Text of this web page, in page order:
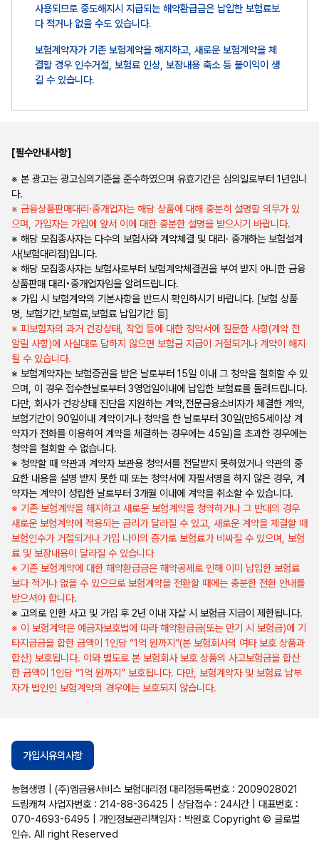
사용되므로 중도해지시 지급되는 해약환급금은 납입한 보험료보
다 적거나 없을 수도 있습니다.
보험계약자가 기존 보험계약을 해지하고, 새로운 보험계약을 체
결할 경우 인수거절, 보험료 인상, 보장내용 축소 등 불이익이 생
길 수 있습니다.
[필수안내사항]
※ 본 광고는 광고심의기준을 준수하였으며 유효기간은 심의일로부터 1년입니
다.
※ 금융상품판매대리·중개업자는 해당 상품에 대해 충분히 설명할 의무가 있
으며, 가입자는 가입에 앞서 이에 대한 충분한 설명을 받으시기 바랍니다.
※ 해당 모집종사자는 다수의 보험사와 계약체결 및 대리· 중개하는 보험설계
사(보험대리점)입니다.
※ 해당 모집종사자는 보험사로부터 보험계약체결권을 부여 받지 아니한 금융
상품판매 대리•중개업자임을 알려드립니다.
※ 가입 시 보험계약의 기본사항을 반드시 확인하시기 바랍니다. [보험 상품
명, 보험기간,보험료,보험료 납입기간 등]
※ 피보험자의 과거 건강상태, 작업 등에 대한 청약서에 질문한 사항(계약 전
알릴 사항)에 사실대로 답하지 않으면 보험금 지급이 거절되거나 계약이 해지
될 수 있습니다.
※ 보험계약자는 보험증권을 받은 날로부터 15일 이내 그 청약을 철회할 수 있
으며, 이 경우 접수한날로부터 3영업일이내에 납입한 보험료를 돌려드립니다.
다만, 회사가 건강상태 진단을 지원하는 계약,전문금융소비자가 체결한 계약,
보험기간이 90일이내 계약이거나 청약을 한 날로부터 30일(만65세이상 계
약자가 전화를 이용하여 계약을 체결하는 경우에는 45일)을 초과한 경우에는
청약을 철회할 수 없습니다.
※ 청약할 때 약관과 계약자 보관용 청약서를 전달받지 못하였거나 약관의 중
요한 내용을 설명 받지 못한 때 또는 청약서에 자필서명을 하지 않은 경우, 계
약자는 계약이 성립한 날로부터 3개월 이내에 계약을 취소할 수 있습니다.
※ 기존 보험계약을 해지하고 새로운 보험계약을 청약하거나 그 반대의 경우
새로운 보험계약에 적용되는 금리가 달라질 수 있고, 새로운 계약을 체결할 때
보험인수가 거절되거나 가입 나이의 증가로 보험료가 비싸질 수 있으며, 보험
료 및 보장내용이 달라질 수 있습니다
※ 기존 보험계약에 대한 해약환급금은 해약공제로 인해 이미 납입한 보험료
보다 적거나 없을 수 있으므로 보험계약을 전환할 때에는 충분한 전환 안내를
받으셔야 합니다.
※ 고의로 인한 사고 및 가입 후 2년 이내 자살 시 보험금 지급이 제한됩니다.
※ 이 보험계약은 예금자보호법에 따라 해약환급금(또는 만기 시 보험금)에 기
타지급금을 합한 금액이 1인당 “1억 원까지”(본 보험회사의 여타 보호 상품과
합산) 보호됩니다. 이와 별도로 본 보험회사 보호 상품의 사고보험금을 합산
한 금액이 1인당 “1억 원까지” 보호됩니다. 다만, 보험계약자 및 보험료 납부
자가 법인인 보험계약의 경우에는 보호되지 않습니다.
가입시유의사항
농협생명 | (주)엠금융서비스 보험대리점 대리점등록번호 : 2009028021
드림캐쳐 사업자번호 : 214-88-36425 | 상담접수 : 24시간 | 대표번호 :
070-4693-6495 | 개인정보관리책임자 : 박원호 Copyright © 글로벌
인슈. All right Reserved